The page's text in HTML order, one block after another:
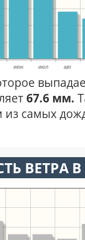
июн июл авг
67.6 мм.
из самых
ВЕТРА